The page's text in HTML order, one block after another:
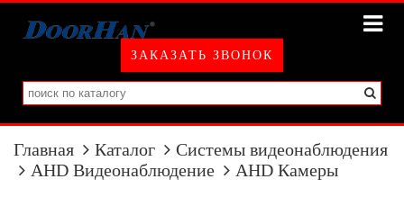
ЗАКАЗАТЬ ЗВОНОК
Главная Каталог
Системы видеонаблюдения
AHD Видеонаблюдение
AHD Камеры